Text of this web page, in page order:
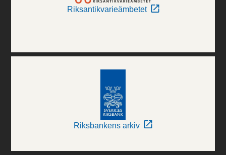
Riksantikvarieämbetet
Riksbankens arkiv